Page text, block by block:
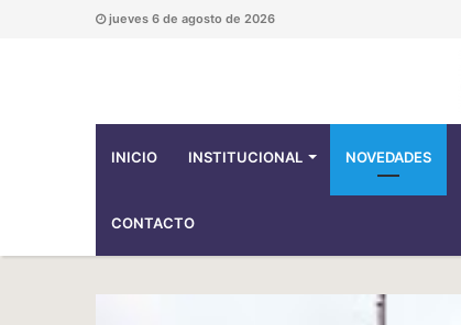
jueves 6 de agosto de 2026
INICIO INSTITUCIONAL NOVEDADES
CONTACTO